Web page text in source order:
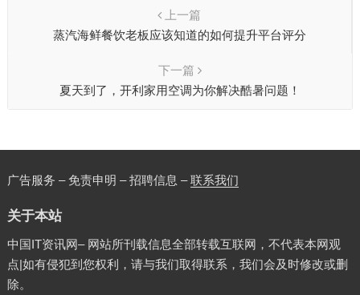
上一篇
蒸汽海鲜餐饮老板应该知道的如何提升平台评分
下一篇
夏天到了，开利家用空调为你解决酷暑问题！
广告服务 – 免责申明 – 招聘信息 –联系我们
关于本站
中国IT资讯网– 网站所刊载信息全部转载互联网，不代表本网观
点|如有侵犯到您权利，请与我们取得联系，我们会及时修改或删
除。